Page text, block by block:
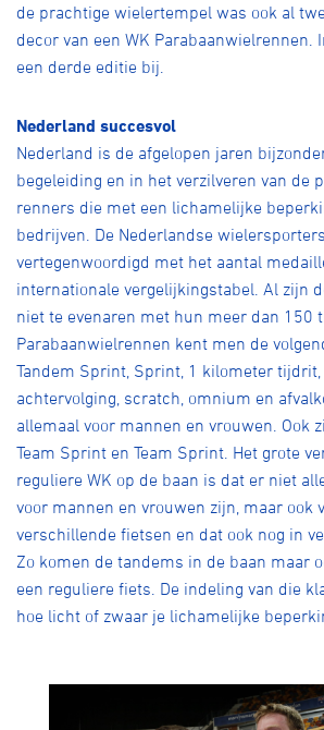
de prachtige wielertempel was ook al
decor van een WK Parabaanwielrennen.
een derde editie bij.
Nederland succesvol
Nederland is de afgelopen jaren
begeleiding en in het verzilveren van de
renners die met een lichamelijke
bedrijven. De Nederlandse
vertegenwoordigd met het aantal
internationale vergelijkingstabel. Al zijn
niet te evenaren met hun meer dan 150
Parabaanwielrennen kent men de
Tandem Sprint, Sprint, 1 kilometer
achtervolging, scratch, omnium en
allemaal voor mannen en vrouwen. Ook
Team Sprint en Team Sprint. Het grote
reguliere WK op de baan is dat er niet
voor mannen en vrouwen zijn, maar ook
verschillende fietsen en dat ook nog in
Zo komen de tandems in de baan maar
een reguliere fiets. De indeling van die
hoe licht of zwaar je lichamelijke